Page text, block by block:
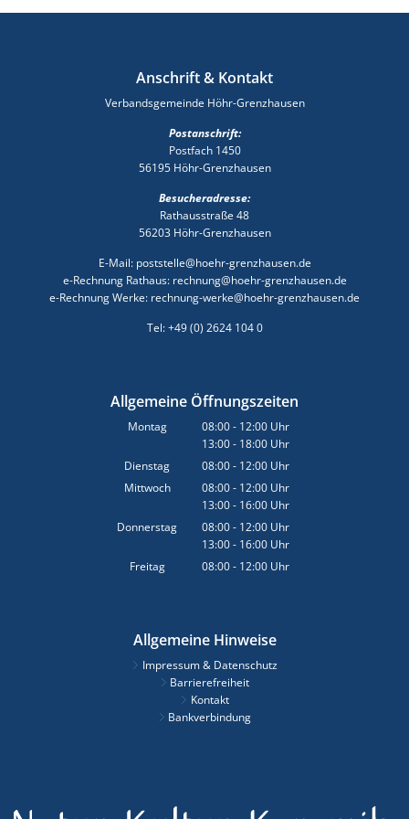
Anschrift & Kontakt
Verbandsgemeinde Höhr-Grenzhausen
Postanschrift:
Postfach 1450
56195 Höhr-Grenzhausen
Besucheradresse:
Rathausstraße 48
56203 Höhr-Grenzhausen
E-Mail: poststelle@hoehr-grenzhausen.de
e-Rechnung Rathaus: rechnung@hoehr-grenzhausen.de
e-Rechnung Werke: rechnung-werke@hoehr-grenzhausen.de
Tel: +49 (0) 2624 104 0
Allgemeine Öffnungszeiten
Montag 08:00- 12:00 Uhr
Von 08:00 bis 12:00 Uhr
13:00- 18:00 Uhr
Von 13:00 bis 18:00 Uhr
Dienstag 08:00- 12:00 Uhr
Von 08:00 bis 12:00 Uhr
Mittwoch 08:00- 12:00 Uhr
Von 08:00 bis 12:00 Uhr
13:00- 16:00 Uhr
Von 13:00 bis 16:00 Uhr
Donnerstag 08:00- 12:00 Uhr
Von 08:00 bis 12:00 Uhr
13:00- 16:00 Uhr
Von 13:00 bis 16:00 Uhr
Freitag 08:00- 12:00 Uhr
Allgemeine Hinweise
Impressum & Datenschutz
Barrierefreiheit
Kontakt
Bankverbindung